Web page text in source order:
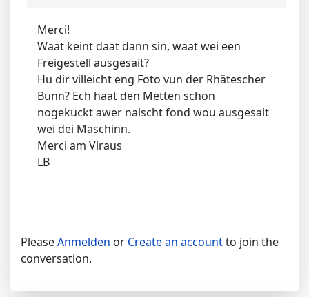
Merci!
Waat keint daat dann sin, waat wei een
Freigestell ausgesait?
Hu dir villeicht eng Foto vun der Rhätescher
Bunn? Ech haat den Metten schon
nogekuckt awer naischt fond wou ausgesait
wei dei Maschinn.
Merci am Viraus
LB
PleaseAnmelden or Create an accountto join the
conversation.